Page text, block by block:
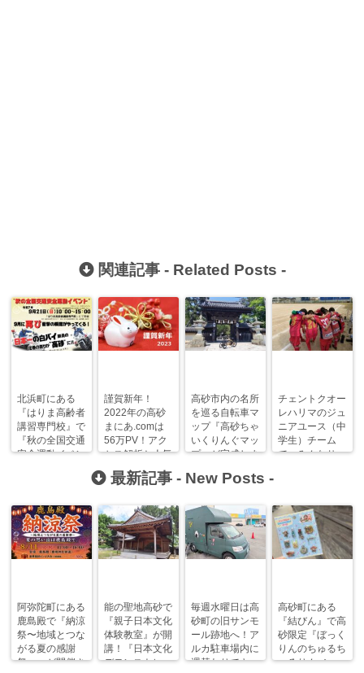
関連記事 - Related Posts -
北浜町にある
『はりま高齢者
講習専門校』で
『秋の全国交通
安全運動イベン
謹賀新年！
2022年の高砂
まにあ.comは
56万PV！アク
セス解析と人気
記事ランキン
グ！
高砂市内の名所
を巡る自転車マ
ップ『高砂ちゃ
いくりんぐマッ
プ』が完成しま
チェントクオー
レハリマのジュ
ニアユース（中
学生）チーム
で、みんなサッ
最新記事 - New Posts -
阿弥陀町にある
鹿島殿で『納涼
祭〜地域とつな
がる夏の感謝
祭〜』が開催さ
能の聖地高砂で
『親子日本文化
体験教室』が開
講！『日本文化
デモンストレー
毎週水曜日は高
砂町の旧サンモ
ール跡地へ！ア
ルカ駐車場内に
週替わりでキッ
高砂町にある
『結びん』で高
砂限定『ぼっく
りんのちゅるち
ゅるりん♪シー